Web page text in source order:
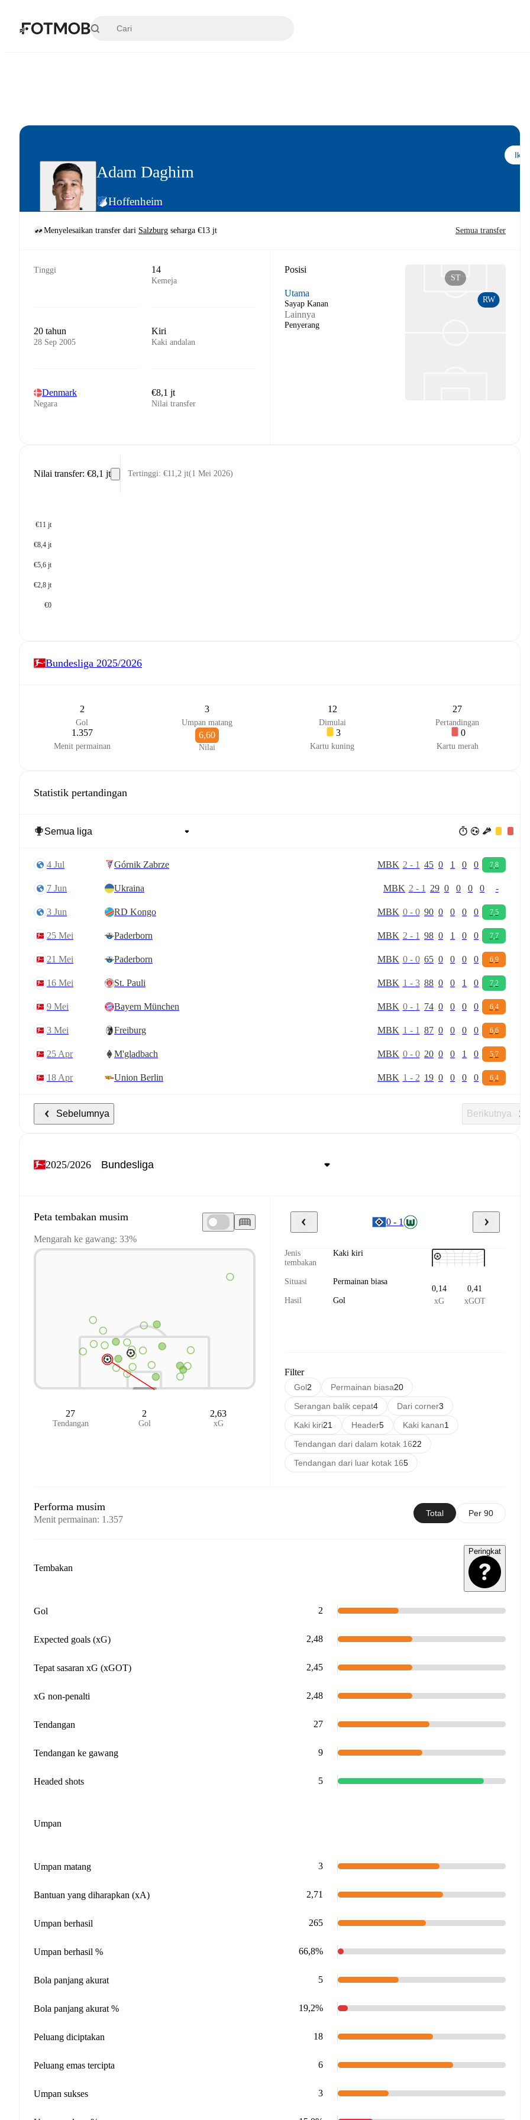
Adam Daghim
Hoffenheim
Ikuti
Menyelesaikan transfer dari Salzburg seharga €13 jt Semua transfer
Tinggi 14
Kemeja
20 tahun
28 Sep 2005
Kiri
Kaki andalan
Denmark
Negara
€8,1 jt
Nilai transfer
Posisi
Utama
Sayap Kanan
Lainnya
Penyerang
RW
ST
Nilai transfer: €8,1 jt Tertinggi: €11,2 jt(1 Mei 2026)
€11 jt
€8,4 jt
€5,6 jt
€2,8 jt
€0
Bundesliga 2025/2026
2
Gol
3
Umpan matang
12
Dimulai
27
Pertandingan
1.357
Menit permainan
6,60
Nilai
3
Kartu kuning
0
Kartu merah
Statistik pertandingan
4 Jul Górnik Zabrze MBK 2 - 1 45 0 1 0 0 7,8
7 Jun Ukraina MBK 2 - 1 29 0 0 0 0 -
3 Jun RD Kongo MBK 0- 0 90 0 0 0 0 7,5
25 Mei Paderborn MBK 2 - 1 98 0 1 0 0 7,7
21 Mei Paderborn MBK 0- 0 65 0 0 0 0 6,9
16 Mei St. Pauli MBK 1 - 3 88 0 0 1 0 7,2
9 Mei Bayern München MBK 0- 1 74 0 0 0 0 6,4
3 Mei Freiburg MBK 1 - 1 87 0 0 0 0 6,6
25 Apr M'gladbach MBK 0- 0 20 0 0 1 0 5,7
18 Apr Union Berlin MBK 1 - 2 19 0 0 0 0 6,4
Sebelumnya Berikutnya
2025/2026
Peta tembakan musim
Mengarah ke gawang: 33%
27
Tendangan
2
Gol
2,63
xG
0 - 1
Jenis
tembakan
Kaki kiri
Situasi Permainan biasa
Hasil Gol
0,14
xG
0,41
xGOT
Filter
Gol2 Permainan biasa20
Serangan balik cepat4 Dari corner3
Kaki kiri21 Header5 Kaki kanan1
Tendangan dari dalam kotak 1622
Tendangan dari luar kotak 165
Performa musim
Menit permainan: 1.357
Total Per 90
Tembakan
Peringkat
Gol 2
Expected goals (xG) 2,48
Tepat sasaran xG (xGOT) 2,45
xG non-penalti 2,48
Tendangan 27
Tendangan ke gawang 9
Headed shots 5
Umpan
Umpan matang 3
Bantuan yang diharapkan (xA) 2,71
Umpan berhasil 265
Umpan berhasil % 66,8%
Bola panjang akurat 5
Bola panjang akurat % 19,2%
Peluang diciptakan 18
Peluang emas tercipta 6
Umpan sukses 3